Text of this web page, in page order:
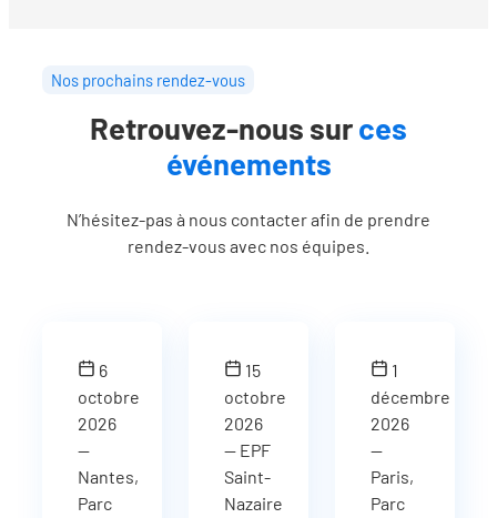
Nos prochains rendez-vous
Retrouvez-nous surces
événements
N’hésitez-pas à nous contacter afin de prendre
rendez-vous avec nos équipes.
6
octobre
2026
—
Nantes,
Parc
15
octobre
2026
— EPF
Saint-
Nazaire
1
décembre
2026
—
Paris,
Parc